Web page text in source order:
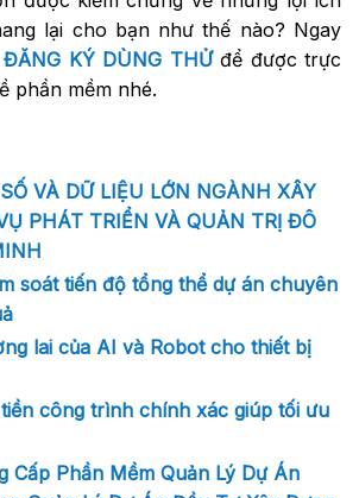
lại cho bạn như thế nào? Ngay
ĐĂNG KÝ DÙNG THỬđể được trực
phần mềm nhé.
VÀ DỮ LIỆU LỚN NGÀNH XÂY
PHÁT TRIỂN VÀ QUẢN TRỊ ĐÔ
soát tiến độ tổng thể dự án chuyên
lai của AI và Robot cho thiết bị
công trình chính xác giúp tối ưu
Cấp Phần Mềm Quản Lý Dự Án